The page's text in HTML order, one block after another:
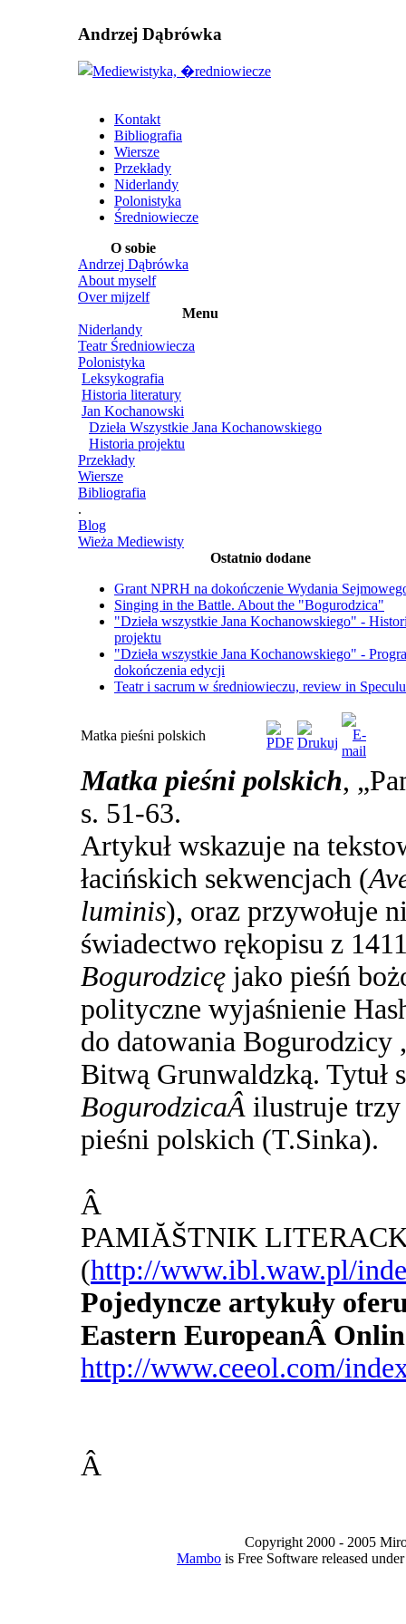
Andrzej Dąbrówka
Kontakt
Bibliografia
Wiersze
Przekłady
Niderlandy
Polonistyka
Średniowiecze
O sobie
Andrzej Dąbrówka
About myself
Over mijzelf
Menu
Niderlandy
Teatr Średniowiecza
Polonistyka
Leksykografia
Historia literatury
Jan Kochanowski
Dzieła Wszystkie Jana Kochanowskiego
Historia projektu
Przekłady
Wiersze
Bibliografia
.
Blog
Wieża Mediewisty
Ostatnio dodane
Grant NPRH na dokończenie Wydania
Singing in the Battle. About the "Bogurodzica"
"Dzieła wszystkie Jana Kochanowskiego" -
projektu
"Dzieła wszystkie Jana Kochanowskiego" -
dokończenia edycji
Teatr i sacrum w średniowieczu, review in
Matka pieśni polskich
Matka pieśni polskich,
s. 51-63.
Artykuł wskazuje na
łacińskich sekwencjach (
luminis), oraz przywołuje
świadectwo rękopisu z
Bogurodzicę jako pieśń
polityczne wyjaśnienie
do datowania Bogurodzicy
Bitwą Grunwaldzką. Tytuł
BogurodzicaÂ ilustruje
pieśni polskich (T.Sinka).
Â
PAMIĂŠTNIK
(http://www.ibl.waw.pl/
Pojedyncze artykuły
Eastern EuropeanÂ
http://www.ceeol.com/
Â
Copyright 2000 - 2005
Mambo is Free Software released